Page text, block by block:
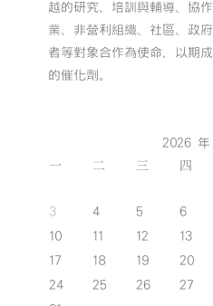
越的研究、培訓與輔導、協
業、非營利組織、社區、政
者等對象合作為使命，以期
的催化劑。
2026
一 二 三 四
3
4 5 6
10
11 12 13
17
18 19 20
24
25 26 27